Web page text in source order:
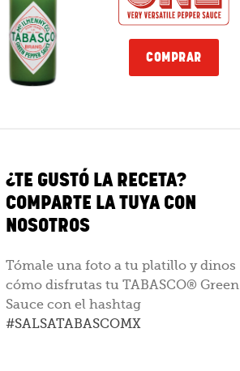
COMPRAR
¿TE GUSTÓ LA RECETA?
COMPARTE LA TUYA CON
NOSOTROS
Tómale una foto a tu platillo y dinos
cómo disfrutas tu TABASCO® Green
Sauce con el hashtag
#SALSATABASCOMX